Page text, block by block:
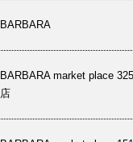
BARBARA
BARBARA market place
店